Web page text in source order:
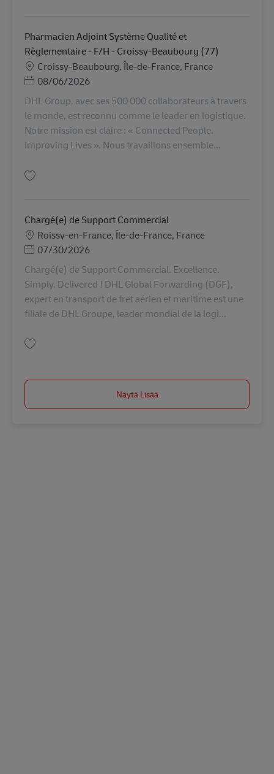
Pharmacien Adjoint Système Qualité et
Règlementaire - F/H - Croissy-Beaubourg (77)
SijaintiCroissy-Beaubourg, Île-de-France, France
Posted Date
08/06/2026
DHL Group, avec ses 500 000 collaborateurs à travers
le monde, est reconnu comme le leader en logistique.
Notre mission est claire : « Connected People.
Improving Lives ». Nous travaillons ensemble...
Chargé(e) de Support Commercial
SijaintiRoissy-en-France, Île-de-France, France
Posted Date
07/30/2026
Chargé(e) de Support Commercial. Excellence.
Simply. Delivered ! DHL Global Forwarding (DGF),
expert en transport de fret aérien et maritime est une
filiale de DHL Groupe, leader mondial de la logi...
Näytä Lisää